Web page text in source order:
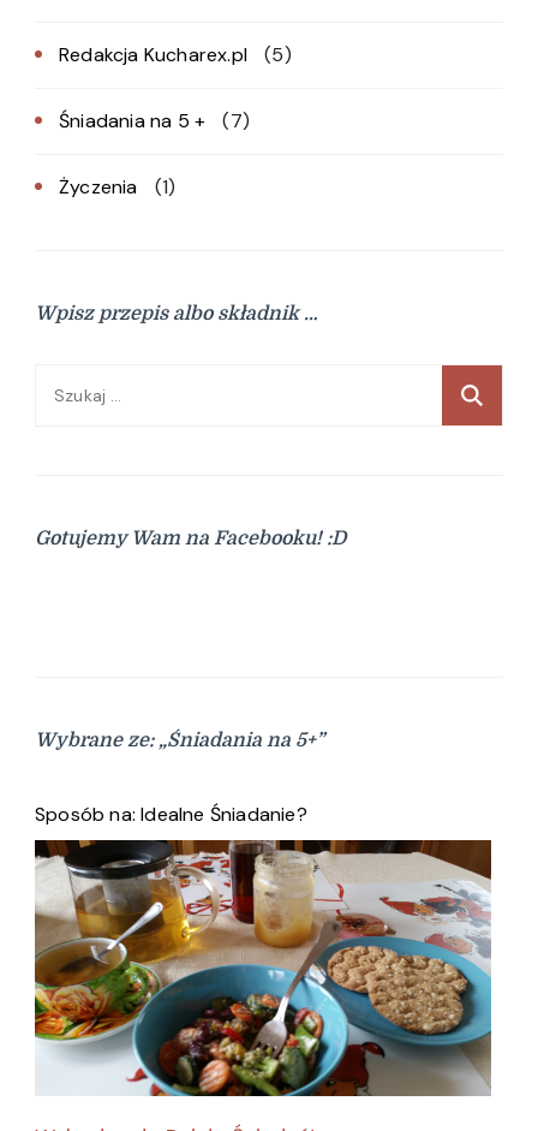
Redakcja Kucharex.pl (5)
Śniadania na 5 + (7)
Życzenia (1)
Wpisz przepis albo składnik …
Szukaj:
Gotujemy Wam na Facebooku! :D
Wybrane ze: „Śniadania na 5+”
Sposób na: Idealne Śniadanie?